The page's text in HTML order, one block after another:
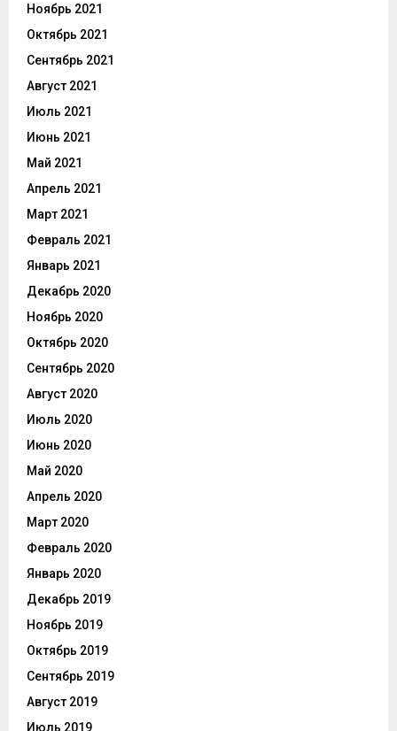
Ноябрь 2021
Октябрь 2021
Сентябрь 2021
Август 2021
Июль 2021
Июнь 2021
Май 2021
Апрель 2021
Март 2021
Февраль 2021
Январь 2021
Декабрь 2020
Ноябрь 2020
Октябрь 2020
Сентябрь 2020
Август 2020
Июль 2020
Июнь 2020
Май 2020
Апрель 2020
Март 2020
Февраль 2020
Январь 2020
Декабрь 2019
Ноябрь 2019
Октябрь 2019
Сентябрь 2019
Август 2019
Июль 2019